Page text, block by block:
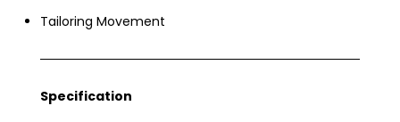
Tailoring Movement
Specification